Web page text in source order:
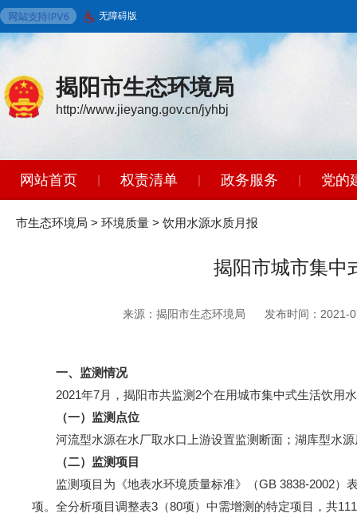
无障碍版
揭阳市生态环境局
http://www.jieyang.gov.cn/jyhbj
网站首页 | 权责清单 | 政务服务 | 党的
环境保护标准 | 政策法规 | 开放广东
市生态环境局 > 环境质量 > 饮用水源水质月报
揭阳市城市集中
来源：揭阳市生态环境局 发布时间：2021-
一、监测情况
2021年7月，揭阳市共监测2个在用城市集中式生活饮用
（一）监测点位
河流型水源在水厂取水口上游设置监测断面；湖库型水源
（二）监测项目
监测项目为《地表水环境质量标准》（GB 3838-2002）
项。全分析项目调整表3（80项）中需增测的特定项目，共